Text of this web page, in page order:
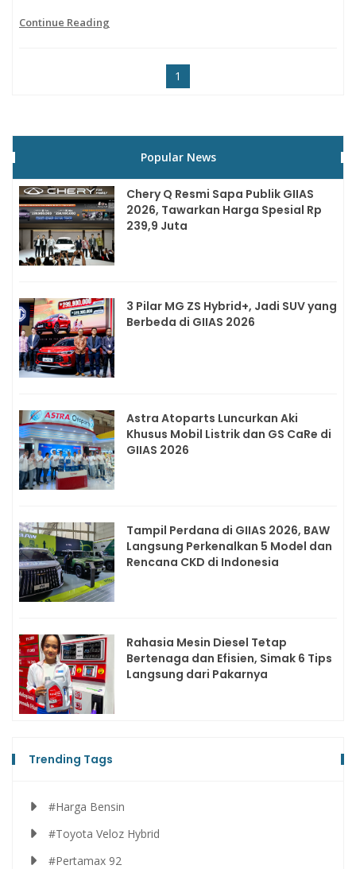
Continue Reading
1
Popular News
Chery Q Resmi Sapa Publik GIIAS
2026, Tawarkan Harga Spesial Rp
239,9 Juta
3 Pilar MG ZS Hybrid+, Jadi SUV yang
Berbeda di GIIAS 2026
Astra Atoparts Luncurkan Aki
Khusus Mobil Listrik dan GS CaRe di
GIIAS 2026
Tampil Perdana di GIIAS 2026, BAW
Langsung Perkenalkan 5 Model dan
Rencana CKD di Indonesia
Rahasia Mesin Diesel Tetap
Bertenaga dan Efisien, Simak 6 Tips
Langsung dari Pakarnya
Trending Tags
#Harga Bensin
#Toyota Veloz Hybrid
#Pertamax 92